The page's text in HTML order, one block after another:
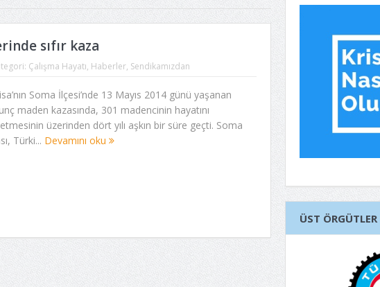
sıfır kaza
Çalışma Hayatı, Haberler, Sendikamızdan
Soma İlçesi’nde 13 Mayıs 2014 günü yaşanan
maden kazasında, 301 madencinin hayatını
üzerinden dört yılı aşkın bir süre geçti. Soma
Türki... Devamını oku
ÜST ÖRGÜTLER